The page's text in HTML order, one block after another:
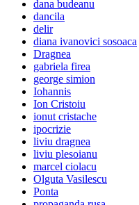
dana budeanu
dancila
delir
diana ivanovici sosoaca
Dragnea
gabriela firea
george simion
Iohannis
Ion Cristoiu
ionut cristache
ipocrizie
liviu dragnea
liviu plesoianu
marcel ciolacu
Olguta Vasilescu
Ponta